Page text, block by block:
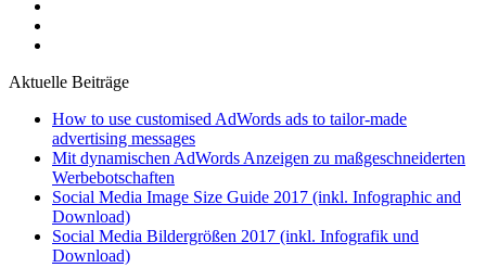
Aktuelle Beiträge
How to use customised AdWords ads to tailor-made
advertising messages
Mit dynamischen AdWords Anzeigen zu maßgeschneiderten
Werbebotschaften
Social Media Image Size Guide 2017 (inkl. Infographic and
Download)
Social Media Bildergrößen 2017 (inkl. Infografik und
Download)